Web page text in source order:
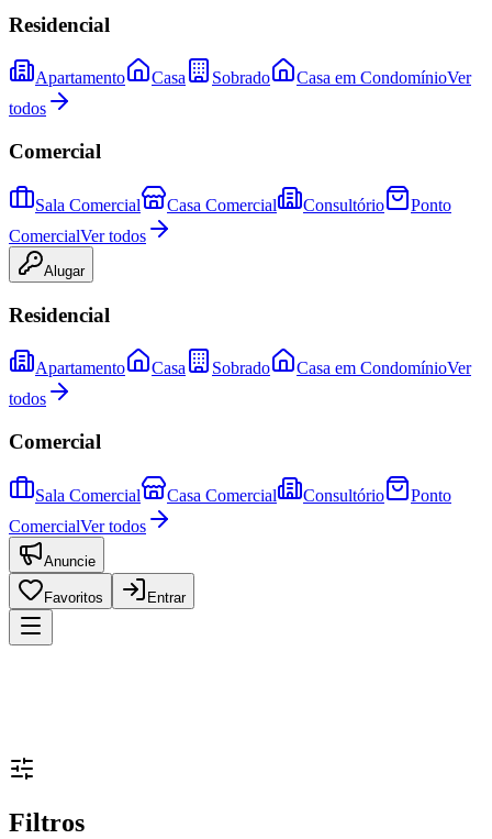
Residencial
Apartamento Casa Sobrado Casa em CondomínioVer
todos
Comercial
Sala Comercial Casa Comercial Consultório
Ponto
ComercialVer todos
Alugar
Residencial
Apartamento Casa Sobrado Casa em CondomínioVer
todos
Comercial
Sala Comercial Casa Comercial Consultório
Ponto
ComercialVer todos
Anuncie
Favoritos Entrar
Filtros